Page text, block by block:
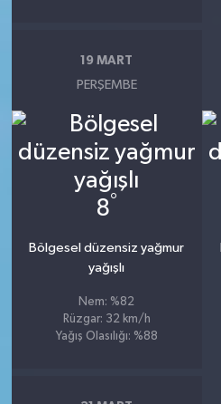
19 MART
PERŞEMBE
8°
Bölgesel düzensiz yağmur
yağışlı
Nem: %82
Rüzgar: 32 km/h
Yağış Olasılığı: %88